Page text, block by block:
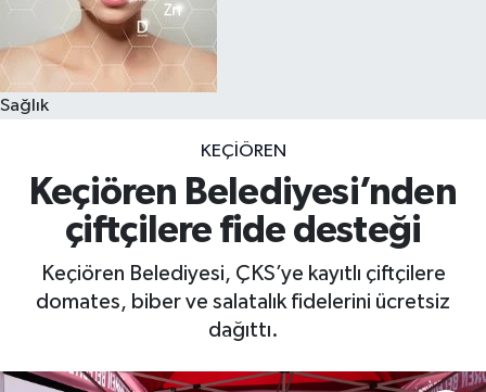
Sağlık
KEÇIÖREN
Keçiören Belediyesi’nden
çiftçilere fide desteği
Keçiören Belediyesi, ÇKS’ye kayıtlı çiftçilere
domates, biber ve salatalık fidelerini ücretsiz
dağıttı.